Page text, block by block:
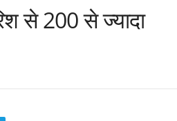
से 200 से ज्यादा